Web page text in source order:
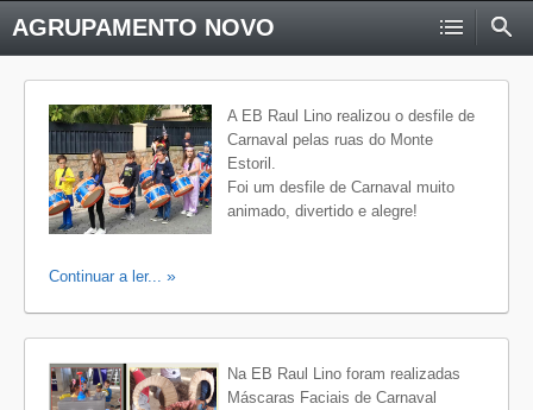
AGRUPAMENTO NOVO
A EB Raul Lino realizou o desfile de
Carnaval pelas ruas do Monte
Estoril.
Foi um desfile de Carnaval muito
animado, divertido e alegre!
Continuar a ler...
Na EB Raul Lino foram realizadas
Máscaras Faciais de Carnaval